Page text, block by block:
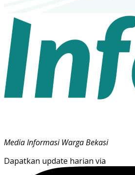
Media Informasi Warga Bekasi
Dapatkan update harian via